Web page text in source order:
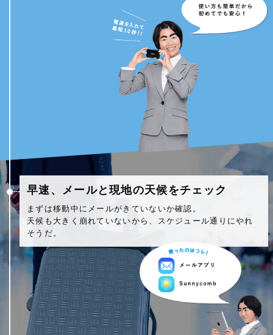
早速、メールと現地の天候をチェック
まずは移動中にメールがきていないか確認。
天候も大きく崩れていないから、スケジュール通りにやれ
そうだ。